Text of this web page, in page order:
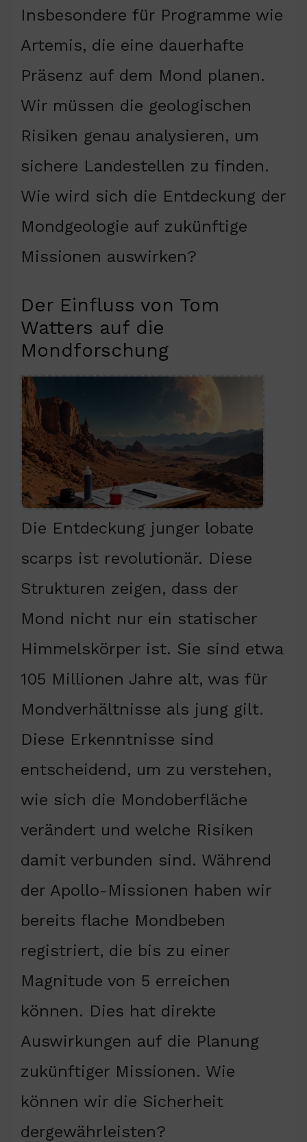
Insbesondere für Programme wie
Artemis, die eine dauerhafte
Präsenz auf dem Mond planen.
Wir müssen die geologischen
Risiken genau analysieren, um
sichere Landestellen zu finden.
Wie wird sich die Entdeckung der
Mondgeologie auf zukünftige
Missionen auswirken?
Der Einfluss von Tom
Watters auf die
Mondforschung
Die Entdeckung junger lobate
scarps ist revolutionär. Diese
Strukturen zeigen, dass der
Mond nicht nur ein statischer
Himmelskörper ist. Sie sind etwa
105 Millionen Jahre alt, was für
Mondverhältnisse als jung gilt.
Diese Erkenntnisse sind
entscheidend, um zu verstehen,
wie sich die Mondoberfläche
verändert und welche Risiken
damit verbunden sind. Während
der Apollo-Missionen haben wir
bereits flache Mondbeben
registriert, die bis zu einer
Magnitude von 5 erreichen
können. Dies hat direkte
Auswirkungen auf die Planung
zukünftiger Missionen. Wie
können wir die Sicherheit
dergewährleisten?